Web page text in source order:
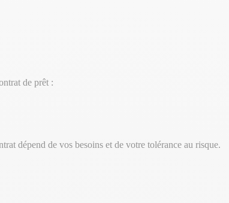
de prêt :
dépend de vos besoins et de votre tolérance au risque.